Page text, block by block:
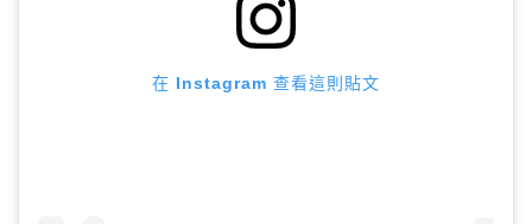
在 Instagram 查看這則貼文